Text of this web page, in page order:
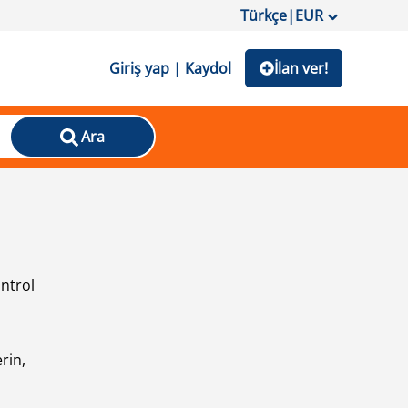
Türkçe|EUR
Giriş yap | Kaydol İlan ver!
Ara